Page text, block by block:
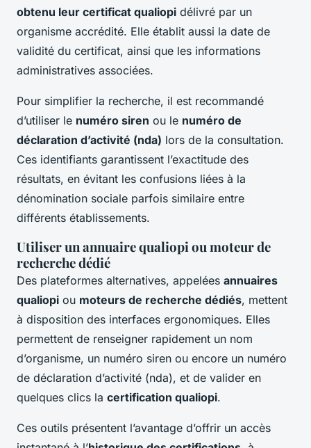
obtenu leur certificat qualiopi délivré par un
organisme accrédité. Elle établit aussi la date de
validité du certificat, ainsi que les informations
administratives associées.
Pour simplifier la recherche, il est recommandé
d’utiliser le numéro siren ou le numéro de
déclaration d’activité (nda) lors de la consultation.
Ces identifiants garantissent l’exactitude des
résultats, en évitant les confusions liées à la
dénomination sociale parfois similaire entre
différents établissements.
Utiliser un annuaire qualiopi ou moteur de
recherche dédié
Des plateformes alternatives, appelées annuaires
qualiopi ou moteurs de recherche dédiés, mettent
à disposition des interfaces ergonomiques. Elles
permettent de renseigner rapidement un nom
d’organisme, un numéro siren ou encore un numéro
de déclaration d’activité (nda), et de valider en
quelques clics la certification qualiopi.
Ces outils présentent l’avantage d’offrir un accès